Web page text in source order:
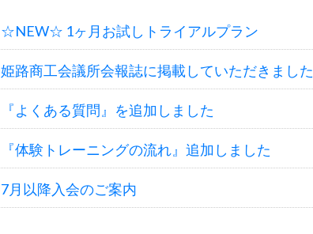
☆NEW☆ 1ヶ月お試しトライアルプラン
姫路商工会議所会報誌に掲載していただきました
『よくある質問』を追加しました
『体験トレーニングの流れ』追加しました
7月以降入会のご案内